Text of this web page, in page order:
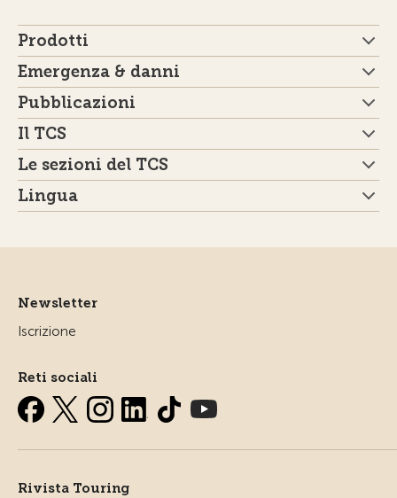
Prodotti
Emergenza & danni
Pubblicazioni
Il TCS
Le sezioni del TCS
Lingua
Newsletter
Iscrizione
Reti sociali
Rivista Touring